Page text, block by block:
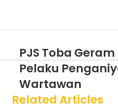
PJS Toba
Pelaku
Wartawan
Related Articles